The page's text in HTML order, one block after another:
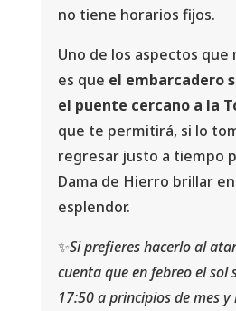
no tiene horarios fijos.
Uno de los aspectos que
es que el embarcadero
el puente cercano a la
que te permitirá, si lo
regresar justo a tiempo
Dama de Hierro brillar
esplendor.
✨Si prefieres hacerlo al
cuenta que en febreo el sol
17:50 a principios de mes